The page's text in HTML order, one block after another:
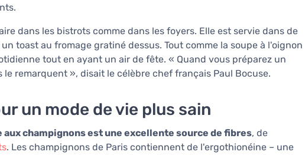
dans les bistrots comme dans les foyers. Elle est servie dans de
toast au fromage gratiné dessus. Tout comme la soupe à l'oignon
tout en ayant un air de fête. « Quand vous préparez un
remarquent », disait le célèbre chef français Paul Bocuse.
un mode de vie plus sain
aux champignons est une excellente source de fibres, de
. Les champignons de Paris contiennent de l'ergothionéine – une